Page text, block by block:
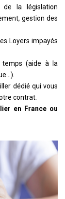
de la législation
gestion des
Loyers impayés
temps (aide à la
dédié qui vous
contrat.
en France ou